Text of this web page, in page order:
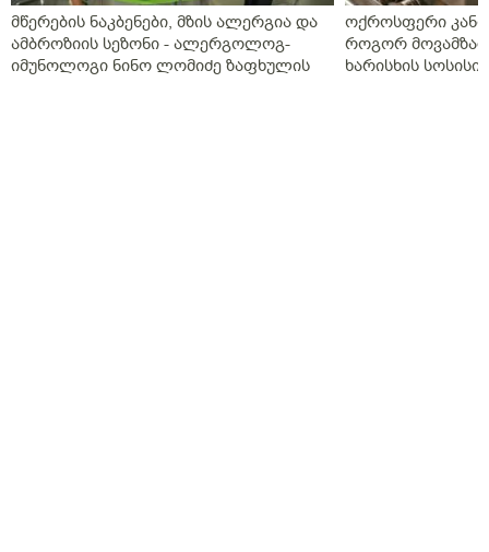
მწერების ნაკბენები, მზის ალერგია და
ამბროზიის სეზონი - ალერგოლოგ-
იმუნოლოგი ნინო ლომიძე ზაფხულის
ოქროსფერი კანი
როგორ
ხარისხის სოსისი